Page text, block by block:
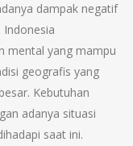
dampak negatif
mental yang mampu
geografis yang
Kebutuhan
adanya situasi
saat ini.